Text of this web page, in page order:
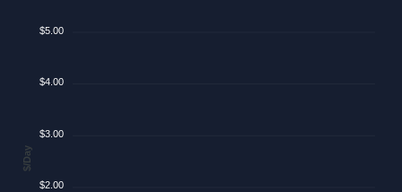
$5.00
$4.00
$3.00
$2.00
$/Day